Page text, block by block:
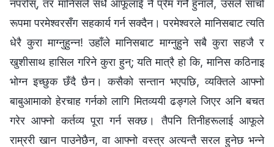
नपरोस्, तर मानिसले सधैँ आफूलाई नै प्रेम गर्ने हुनाले, उसले साँचो
रूपमा परमेश्‍वरसँग सहकार्य गर्न सक्दैन। परमेश्‍वरले मानिसबाट त्यति
धेरै कुरा माग्‍नुहुन्‍न! उहाँले मानिसबाट माग्‍नुहुने सबै कुरा सहजै र
खुशीसाथ हासिल गरिने कुरा हुन्; यति मात्रै हो कि, मानिस कठिनाइ
भोग्‍न इच्‍छुक छँदै छैन। कसैको सन्तान भएपछि, व्यक्तिले आफ्‍नो
बाबुआमाको हेरचाह गर्नको लागि मितव्ययी ढङ्गले जिएर अनि बचत
गरेर आफ्‍नो कर्तव्य पूरा गर्न सक्छ। तैपनि तिनीहरूलाई आफूले
राम्ररी खान पाउनेछैन, वा आफ्नो वस्‍त्र अत्यन्तै सरल हुनेछ भन्‍ने